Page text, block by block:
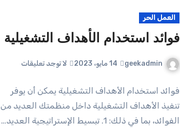
العمل الحر
فوائد استخدام الأهداف التشغيلية
geekadmin 14 مايو، 2023 لا توجد تعليقات
فوائد استخدام الأهداف التشغيلية يمكن أن يوفر
تنفيذ الأهداف التشغيلية داخل منظمتك العديد من
الفوائد، بما في ذلك: 1. تبسيط الإستراتيجية العديد…